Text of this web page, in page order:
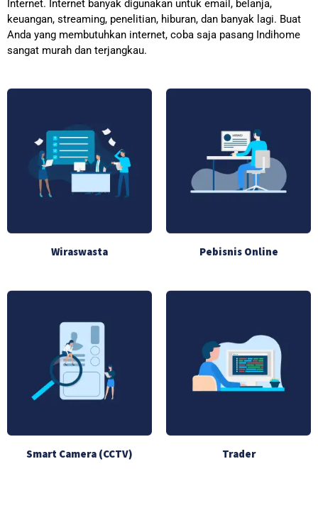
Internet. Internet banyak digunakan untuk email, belanja,
keuangan, streaming, penelitian, hiburan, dan banyak lagi. Buat
Anda yang membutuhkan internet, coba saja pasang Indihome
sangat murah dan terjangkau.
Wiraswasta Pebisnis Online
Smart Camera (CCTV) Trader